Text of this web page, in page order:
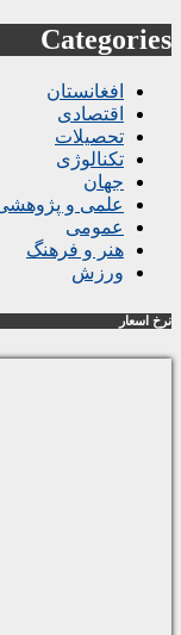
Categories
افغانستان
اقتصادی
تحصیلات
تکنالوژی
جهان
علمی و
عمومی
هنر و فرهنگ
ورزش
نرخ اسعار